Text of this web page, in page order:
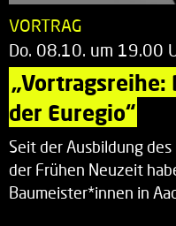
VORTRAG
Do. 08.10. um 19.00
der Euregio“
Seit der Ausbildung
der Frühen Neuzeit
Baumeister*innen in